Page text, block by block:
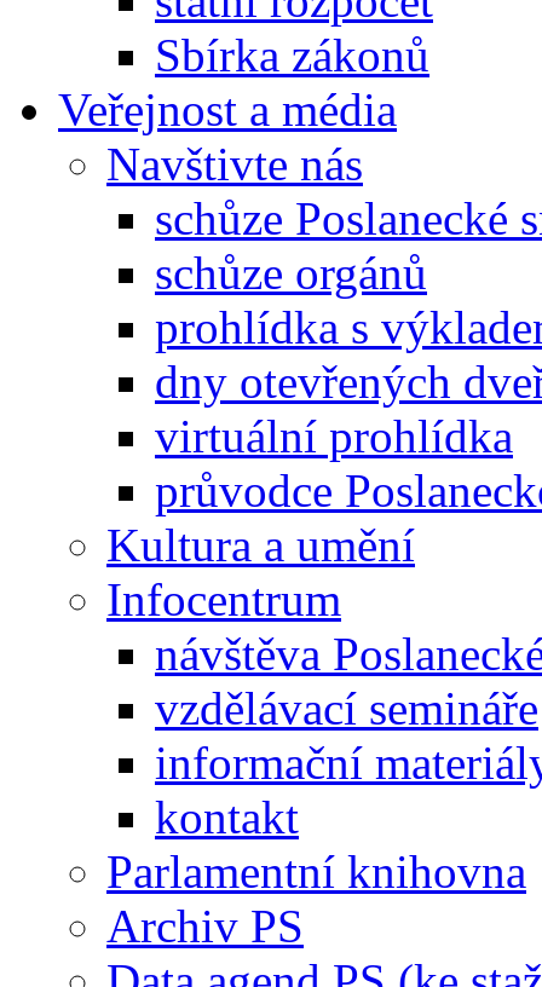
Sbírka zákonů
Veřejnost a média
Navštivte nás
schůze Poslanecké
schůze orgánů
prohlídka s
dny otevřených
virtuální prohlídka
průvodce
Kultura a umění
Infocentrum
návštěva
vzdělávací semináře
informační
kontakt
Parlamentní knihovna
Archiv PS